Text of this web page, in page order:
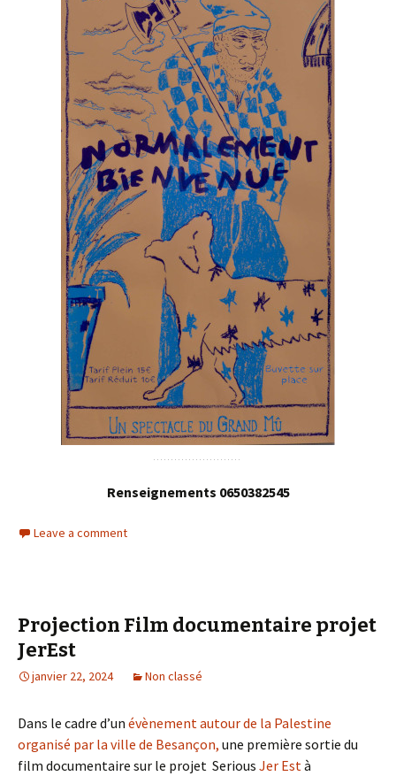
Renseignements 0650382545
Leave a comment
Projection Film documentaire projet
JerEst
janvier 22, 2024 Non classé
Dans le cadre d’un évènement autour de la Palestine
organisé par la ville de Besançon, une première sortie du
film documentaire sur le projet Serious Jer Està